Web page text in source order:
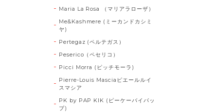
Maria La Rosa （マリアラローザ）
Me&Kashmere (ミーカンドカシミ
ヤ)
Pertegaz (ペルテガス）
Peserico（ペセリコ）
Picci Morra (ピッチモーラ)
Pierre-Louis Masciaピエールルイ
スマシア
PK by PAP KIK (ピーケーバイパッ
プ)